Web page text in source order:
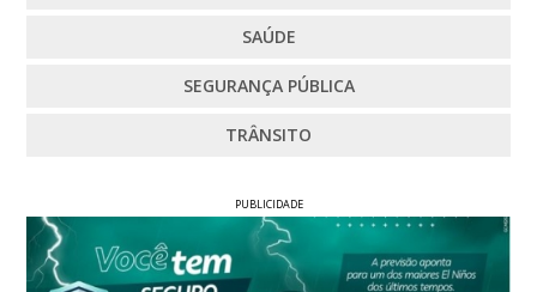
SAÚDE
SEGURANÇA PÚBLICA
TRÂNSITO
PUBLICIDADE